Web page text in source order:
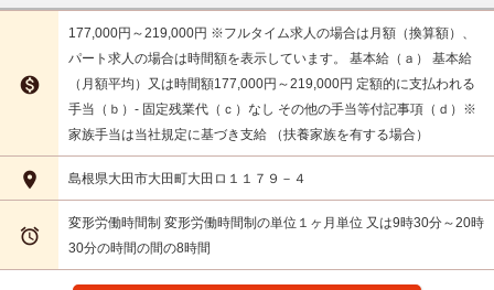

177,000円～219,000円 ※フルタイム求人の場合は月額（換算額）、
パート求人の場合は時間額を表示しています。 基本給（ａ） 基本給
（月額平均）又は時間額177,000円～219,000円 定額的に支払われる
手当（ｂ）- 固定残業代（ｃ）なし その他の手当等付記事項（ｄ）※
家族手当は当社規定に基づき支給 （扶養家族を有する場合）
 島根県大田市大田町大田ロ１１７９－４

変形労働時間制 変形労働時間制の単位１ヶ月単位 又は9時30分～20時
30分の時間の間の8時間